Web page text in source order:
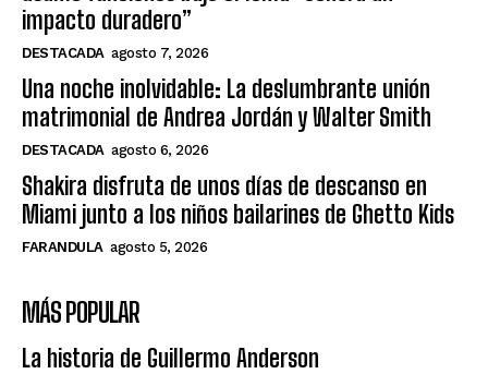
impacto duradero”
DESTACADA agosto 7, 2026
Una noche inolvidable: La deslumbrante unión
matrimonial de Andrea Jordán y Walter Smith
DESTACADA agosto 6, 2026
Shakira disfruta de unos días de descanso en
Miami junto a los niños bailarines de Ghetto Kids
FARANDULA agosto 5, 2026
MÁS POPULAR
La historia de Guillermo Anderson